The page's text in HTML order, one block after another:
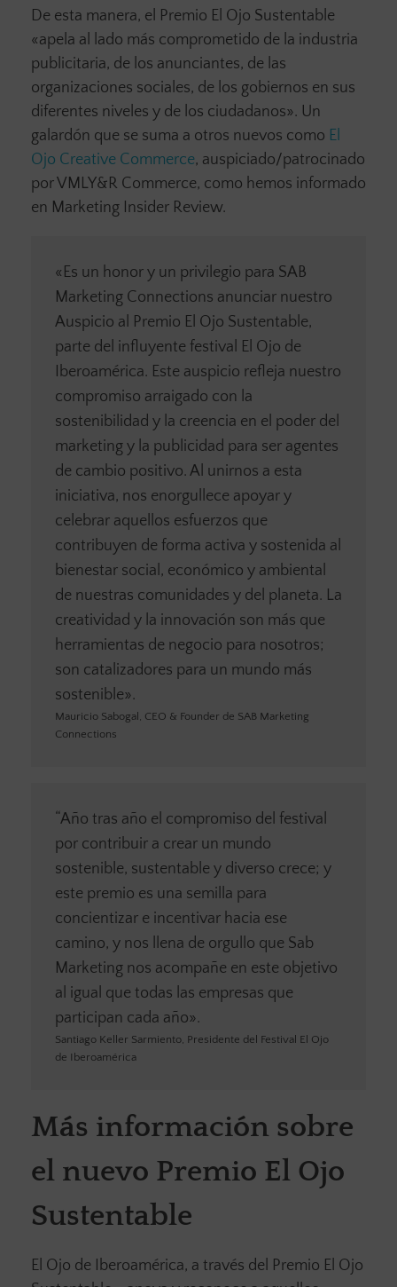
De esta manera, el Premio El Ojo Sustentable
«apela al lado más comprometido de la industria
publicitaria, de los anunciantes, de las
organizaciones sociales, de los gobiernos en sus
diferentes niveles y de los ciudadanos». Un
galardón que se suma a otros nuevos como El
Ojo Creative Commerce, auspiciado/patrocinado
por VMLY&R Commerce, como hemos informado
en Marketing Insider Review.
«Es un honor y un privilegio para SAB
Marketing Connections anunciar nuestro
Auspicio al Premio El Ojo Sustentable,
parte del influyente festival El Ojo de
Iberoamérica. Este auspicio refleja nuestro
compromiso arraigado con la
sostenibilidad y la creencia en el poder del
marketing y la publicidad para ser agentes
de cambio positivo. Al unirnos a esta
iniciativa, nos enorgullece apoyar y
celebrar aquellos esfuerzos que
contribuyen de forma activa y sostenida al
bienestar social, económico y ambiental
de nuestras comunidades y del planeta. La
creatividad y la innovación son más que
herramientas de negocio para nosotros;
son catalizadores para un mundo más
sostenible».
Mauricio Sabogal, CEO & Founder de SAB Marketing
Connections
“Año tras año el compromiso del festival
por contribuir a crear un mundo
sostenible, sustentable y diverso crece; y
este premio es una semilla para
concientizar e incentivar hacia ese
camino, y nos llena de orgullo que Sab
Marketing nos acompañe en este objetivo
al igual que todas las empresas que
participan cada año».
Santiago Keller Sarmiento, Presidente del Festival El Ojo
de Iberoamérica
Más información sobre
el nuevo Premio El Ojo
Sustentable
El Ojo de Iberoamérica, a través del Premio El Ojo